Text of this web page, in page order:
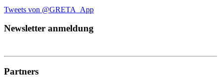
Tweets von @GRETA_App
Newsletter anmeldung
Partners